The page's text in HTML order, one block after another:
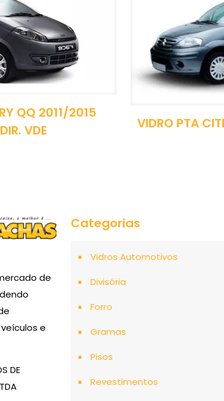
QQ 2011/2015
VDE
VIDRO PTA
de
e
DE
Categorias
Vidros Automotivos
Divisória
Forro
Gramas
Pisos
Revestimentos